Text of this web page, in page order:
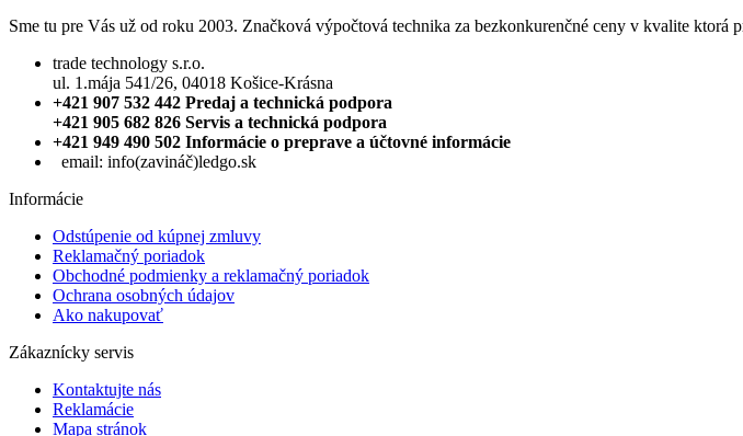
Sme tu pre Vás už od roku 2003. Značková výpočtová technika za bezkonkurenčné ceny v kvalite
trade technology s.r.o.
ul. 1.mája 541/26, 04018 Košice-Krásna
+421 907 532 442 Predaj a technická podpora
+421 905 682 826 Servis a technická podpora
+421 949 490 502 Informácie o preprave a účtovné informácie
email: info(zavináč)ledgo.sk
Informácie
Odstúpenie od kúpnej zmluvy
Reklamačný poriadok
Obchodné podmienky a reklamačný poriadok
Ochrana osobných údajov
Ako nakupovať
Zákaznícky servis
Kontaktujte nás
Reklamácie
Mapa stránok